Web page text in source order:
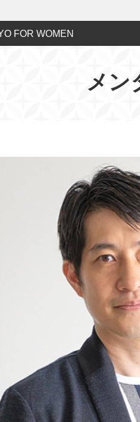
FOR WOMEN
メン